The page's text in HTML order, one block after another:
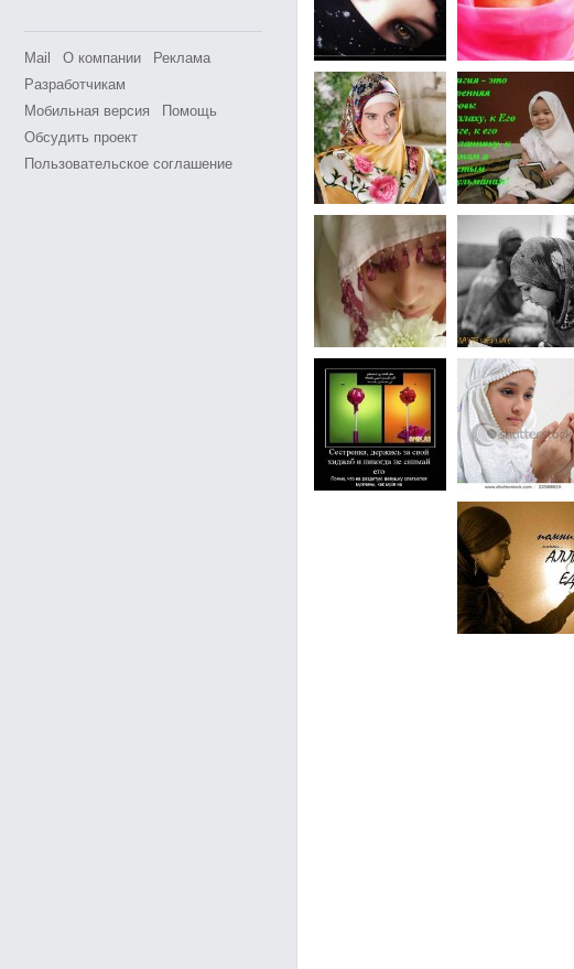
Mail О компании
Реклама
Разработчикам
Мобильная версия
Помощь
Обсудить проект
Пользовательское соглашение